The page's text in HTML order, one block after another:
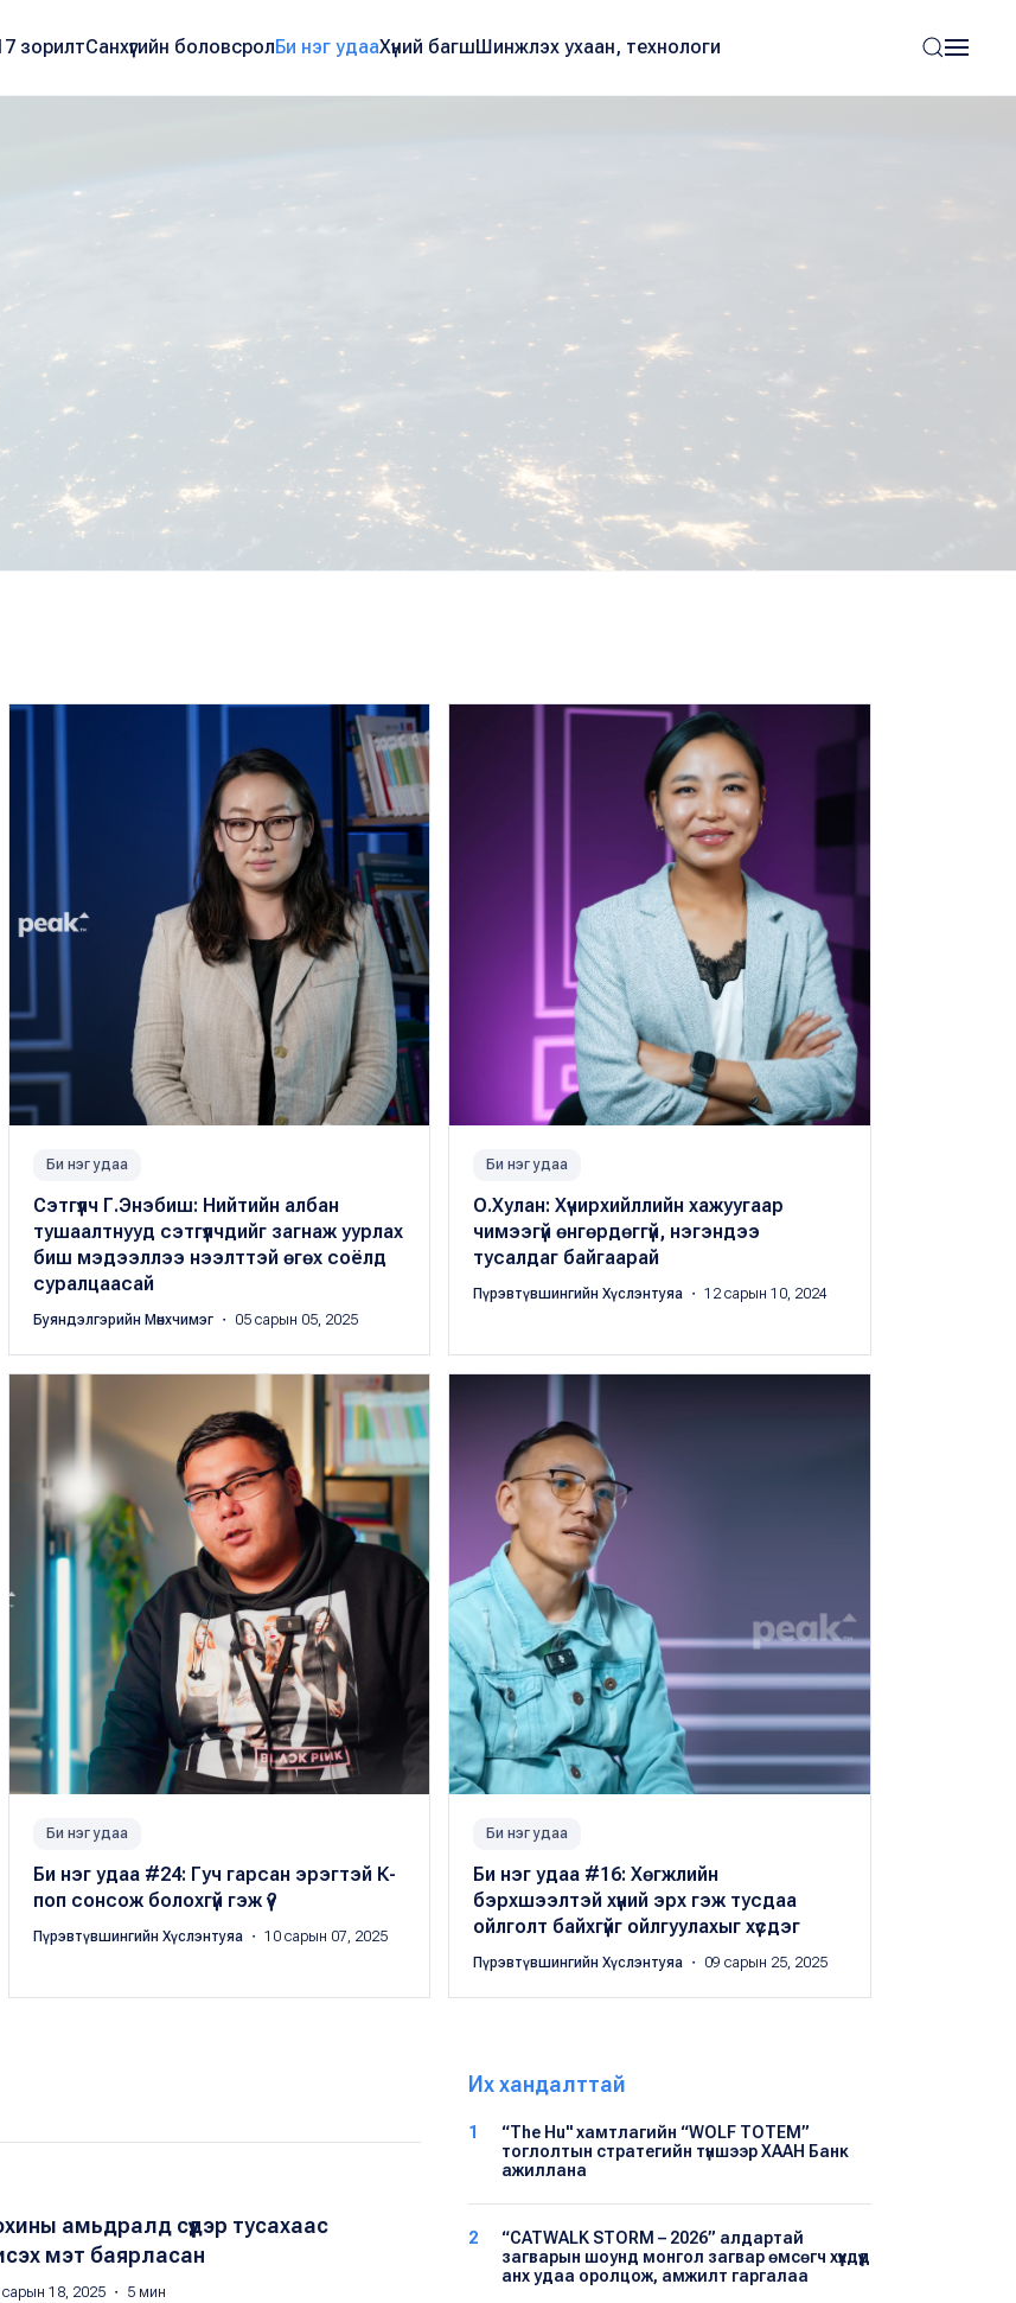
зорилтСанхүүгийн боловсролБи нэг удааХүний багшШинжлэх ухаан, технологи
Би нэг удаа
Сэтгүүлч Г.Энэбиш: Нийтийн албан
тушаалтнууд сэтгүүлчдийг загнаж уурлах
биш мэдээллээ нээлттэй өгөх соёлд
суралцаасай
Буяндэлгэрийн Мөнхчимэг ・ 05 сарын 05, 2025
Би нэг удаа
О.Хулан: Хүчирхийллийн хажуугаар
чимээгүй өнгөрдөггүй, нэгэндээ
тусалдаг байгаарай
Пүрэвтүвшингийн Хүслэнтуяа ・ 12 сарын 10, 2024
Би нэг удаа
Би нэг удаа #24: Гуч гарсан эрэгтэй К-
поп сонсож болохгүй гэж үү?
Пүрэвтүвшингийн Хүслэнтуяа ・ 10 сарын 07, 2025
Би нэг удаа
Би нэг удаа #16: Хөгжлийн
бэрхшээлтэй хүний эрх гэж тусдаа
ойлголт байхгүйг ойлгуулахыг хүсдэг
Пүрэвтүвшингийн Хүслэнтуяа ・ 09 сарын 25, 2025
амьдралд сүүдэр тусахаас
мэт баярласан
сарын 18, 2025 ・ 5 мин
Их хандалттай
1
“The Hu" хамтлагийн “WOLF TOTEM”
тоглолтын стратегийн түншээр ХААН Банк
ажиллана
2
“CATWALK STORM – 2026” алдартай
загварын шоунд монгол загвар өмсөгч хүүхдүүд
анх удаа оролцож, амжилт гаргалаа